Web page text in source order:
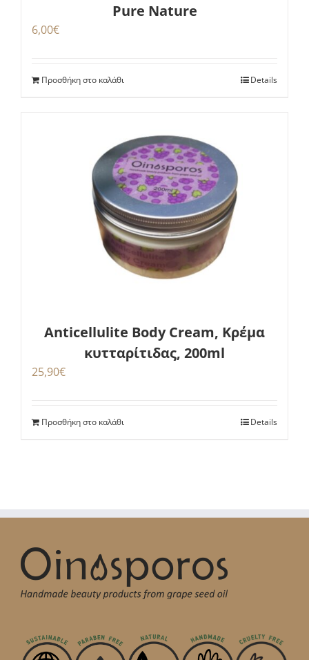
Pure Nature
6,00€
Προσθήκη στο καλάθι Details
Anticellulite Body Cream, Κρέμα
κυτταρίτιδας, 200ml
25,90€
Προσθήκη στο καλάθι Details